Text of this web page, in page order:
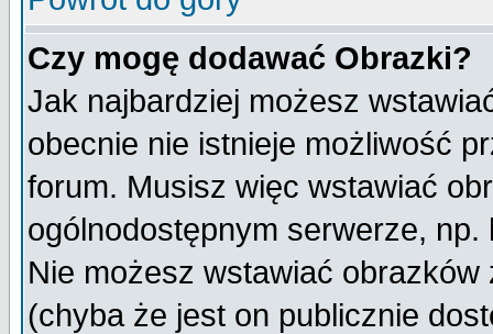
Czy mogę dodawać Obrazki?
Jak najbardziej możesz
obecnie nie istnieje możliwość
forum. Musisz więc wstawiać
ogólnodostępnym serwerze,
Nie możesz wstawiać
(chyba że jest on publicznie